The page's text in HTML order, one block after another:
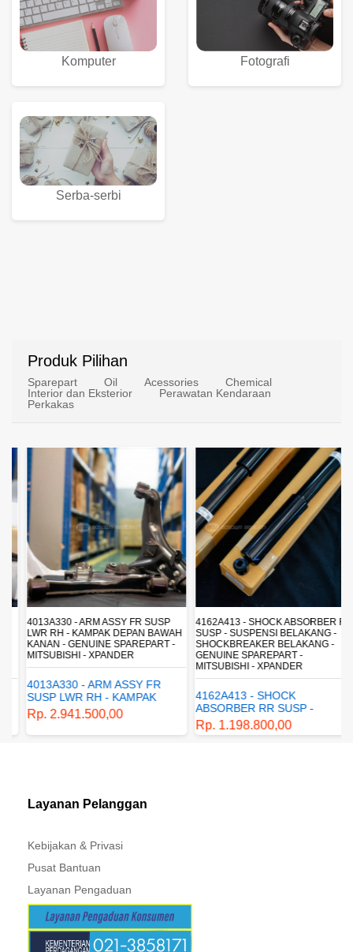
Komputer Fotografi
Serba-serbi
Produk Pilihan
Sparepart Oil Acessories
Chemical
Interior dan Eksterior
Perawatan Kendaraan
Perkakas
4013A330 - ARM ASSY FR SUSP
LWR RH - KAMPAK DEPAN BAWAH
KANAN - GENUINE SPAREPART -
MITSUBISHI - XPANDER
4013A330 - ARM ASSY FR
SUSP LWR RH - KAMPAK
DEPAN BAWAH KANAN -
GENUINE SPAREPART -
MITSUBISHI - XPANDER
Rp. 2.941.500,00
4162A413 - SHOCK ABSORBER RR
SUSP - SUSPENSI BELAKANG -
SHOCKBREAKER BELAKANG -
GENUINE SPAREPART -
MITSUBISHI - XPANDER
4162A413 - SHOCK
ABSORBER RR SUSP -
SUSPENSI BELAKANG -
SHOCKBREAKER BELAKANG
Rp. 1.198.800,00
Layanan Pelanggan
Kebijakan & Privasi
Pusat Bantuan
Layanan Pengaduan